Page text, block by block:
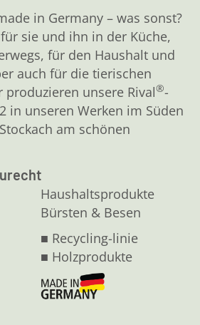
in Germany – was sonst?
sie und ihn in der Küche,
für den Haushalt und
auch für die tierischen
unsere Rival®-
in unseren Werken im Süden
am schönen
Haushaltsprodukte
Bürsten & Besen
■ Recycling-linie
■ Holzprodukte